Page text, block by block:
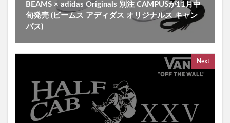
BEAMS × adidas Originals 別注 CAMPUSが11月中
旬発売 (ビームス アディダス オリジナルス キャン
パス)
Next